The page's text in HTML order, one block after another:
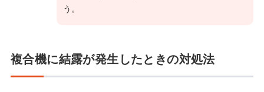
う。
複合機に結露が発生したときの対処法